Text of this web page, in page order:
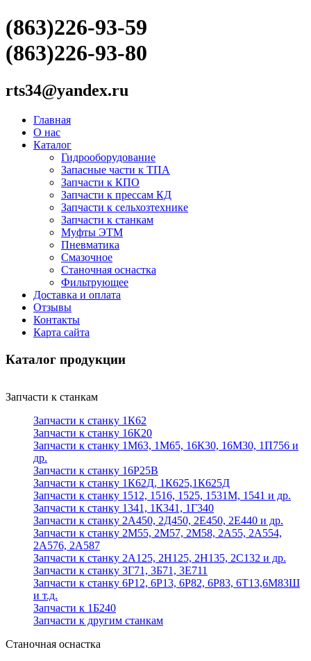
(863)226-93-59
(863)226-93-80
rts34@yandex.ru
Главная
О нас
Каталог
Гидрооборудование
Запасные части к ТПА
Запчасти к КПО
Запчасти к прессам КД
Запчасти к сельхозтехнике
Запчасти к станкам
Муфты ЭТМ
Пневматика
Смазочное
Станочная оснастка
Фильтрующее
Доставка и оплата
Отзывы
Контакты
Карта сайта
Каталог продукции
Запчасти к станкам
Запчасти к станку 1К62
Запчасти к станку 16К20
Запчасти к станку 1М63, 1М65, 16К30, 16М30, 1П756 и
др.
Запчасти к станку 16Р25В
Запчасти к станку 1К62Д, 1К625,1К625Д
Запчасти к станку 1512, 1516, 1525, 1531М, 1541 и др.
Запчасти к станку 1341, 1К341, 1Г340
Запчасти к станку 2А450, 2Д450, 2Е450, 2Е440 и др.
Запчасти к станку 2М55, 2М57, 2М58, 2А55, 2А554,
2А576, 2А587
Запчасти к станку 2А125, 2Н125, 2Н135, 2С132 и др.
Запчасти к станку 3Г71, 3Б71, 3Е711
Запчасти к станку 6Р12, 6Р13, 6Р82, 6Р83, 6Т13,6М83Ш
и т.д.
Запчасти к 1Б240
Запчасти к другим станкам
Станочная оснастка